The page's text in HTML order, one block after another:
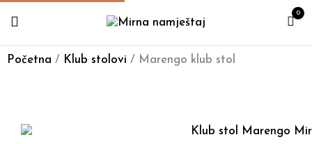
0
Početna / Klub stolovi / Marengo klub stol